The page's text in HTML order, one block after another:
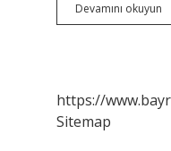
Devamını okuyun
https://
Sitemap